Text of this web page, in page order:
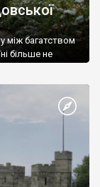
між багатством
більше не